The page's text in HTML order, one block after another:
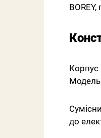
Корпус
Модель
до